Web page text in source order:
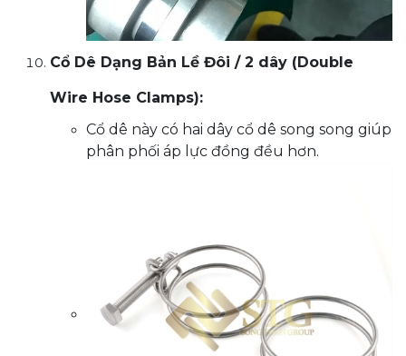
Cổ Dê Dạng Bản Lề Đôi / 2 dây (Double
Wire Hose Clamps):
Cổ dê này có hai dây cổ dê song song giúp
phân phối áp lực đồng đều hơn.